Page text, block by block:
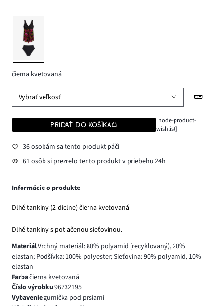
čierna kvetovaná
Vybrať veľkosť
PRIDAŤ DO KOŠÍKA
[node-product-
wishlist]
36 osobám sa tento produkt páči
61 osôb si prezrelo tento produkt v priebehu 24h
Informácie o produkte
Dlhé tankiny (2-dielne) čierna kvetovaná
Dlhé tankiny s potlačenou sieťovinou.
MateriálVrchný materiál: 80% polyamid (recyklovaný), 20%
elastan; Podšívka: 100% polyester; Sieťovina: 90% polyamid, 10%
elastan
Farbačierna kvetovaná
Číslo výrobku96732195
Vybaveniegumička pod prsiami